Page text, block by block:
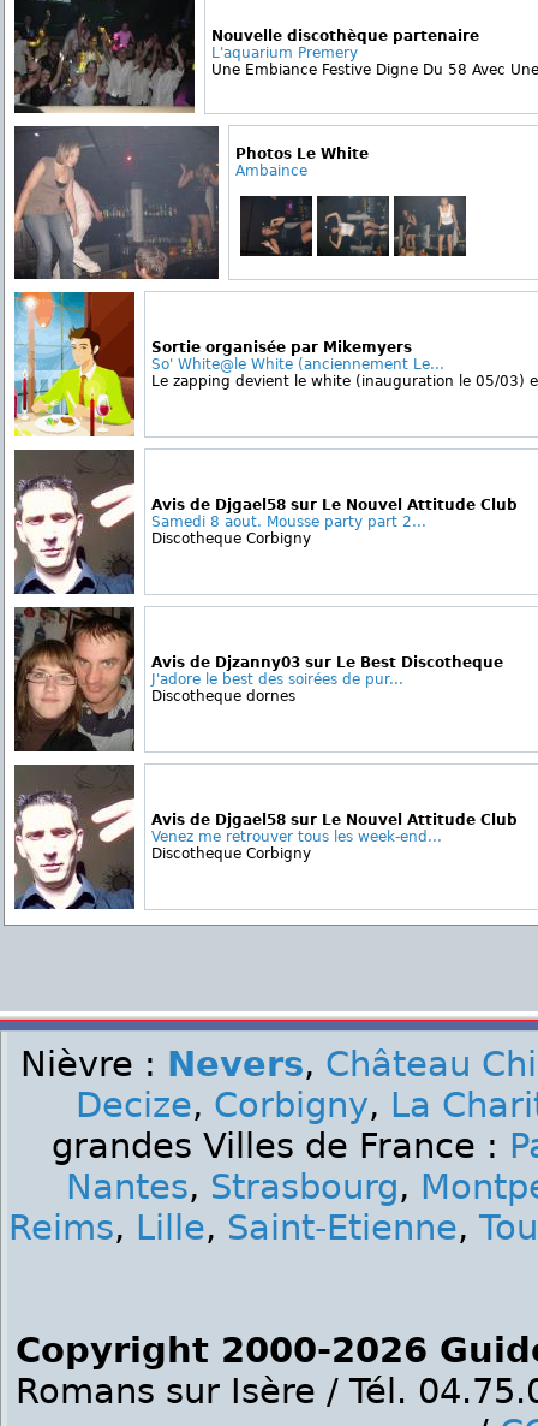
Nouvelle discothèque partenaire
L'aquarium Premery
Une Embiance Festive Digne Du 58 Avec
Photos Le White
Ambaince
Sortie organisée par Mikemyers
So' White@le White (anciennement Le...
Le zapping devient le white (inauguration le 05/03)
Avis de Djgael58 sur Le Nouvel Attitude Club
Samedi 8 aout. Mousse party part 2...
Discotheque Corbigny
Avis de Djzanny03 sur Le Best Discotheque
J'adore le best des soirées de pur...
Discotheque dornes
Avis de Djgael58 sur Le Nouvel Attitude Club
Venez me retrouver tous les week-end...
Discotheque Corbigny
Nièvre : Nevers, Château
Decize, Corbigny, La
grandes Villes de France :
Nantes, Strasbourg,
Reims, Lille, Saint-Etienne,
Copyright 2000-2026
Romans sur Isère / Tél.